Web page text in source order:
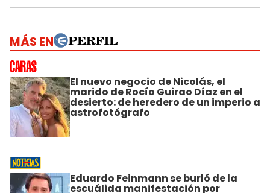
MÁS EN
El nuevo negocio de Nicolás, el
marido de Rocío Guirao Díaz en el
desierto: de heredero de un imperio a
astrofotógrafo
Eduardo Feinmann se burló de la
escuálida manifestación por